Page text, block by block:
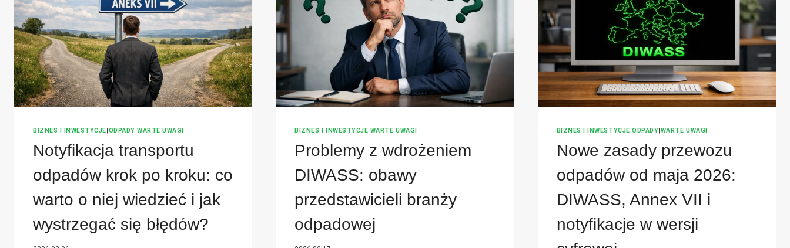
BIZNES I INWESTYCJE ODPADY |WARTE UWAGI
Notyfikacja transportu
odpadów krok po kroku: co
warto o niej wiedzieć i jak
wystrzegać się błędów?
BIZNES I INWESTYCJE WARTE UWAGI
Problemy z wdrożeniem
DIWASS: obawy
przedstawicieli branży
odpadowej
BIZNES I INWESTYCJE |ODPADY WARTE UWAGI
Nowe zasady przewozu
odpadów od maja 2026:
DIWASS, Annex VII i
notyfikacje w wersji